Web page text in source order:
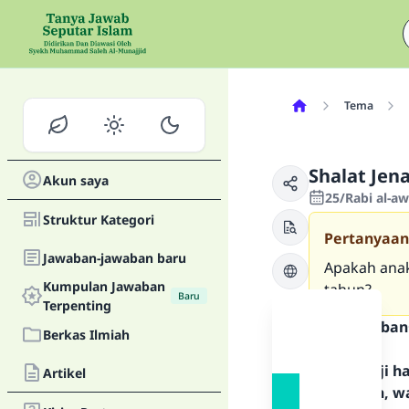
Akun saya
Struktur Kategori
Jawaban-jawaban baru
Kumpulan Jawaban
Terpenting
Baru
Berkas Ilmiah
Artikel
Tema
Shalat
25/Rabi al-
Pertanyaan
Apakah
tahun?
Teks Jawaban
Segala puji
Rasulullah,